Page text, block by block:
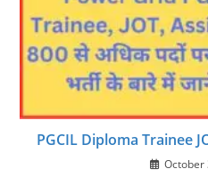
PGCIL Diploma Trainee
October